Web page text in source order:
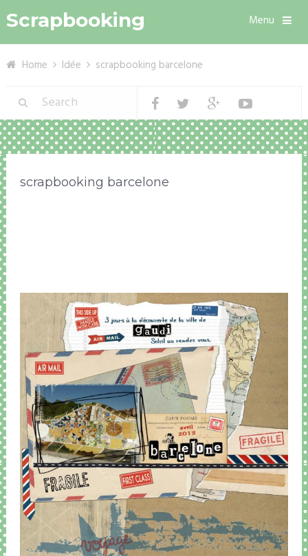
Scrapbooking Menu
Home Idée scrapbooking barcelone
scrapbooking barcelone